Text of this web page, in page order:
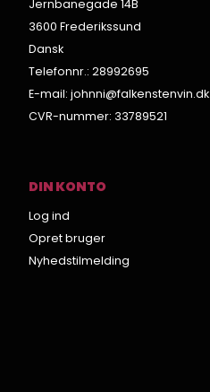
Jernbanegade 14B
3600 Frederikssund
Dansk
Telefonnr.: 28992695
E-mail: johnni@falkenstenvin.dk
CVR-nummer: 33789521
DIN KONTO
Log ind
Opret bruger
Nyhedstilmelding